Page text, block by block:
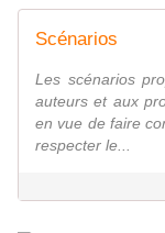
Scénarios
Les scénarios
auteurs et aux
en vue de faire
respecter le...